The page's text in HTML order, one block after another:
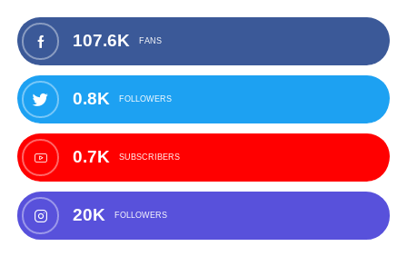
107.6K FANS
0.8K FOLLOWERS
0.7K SUBSCRIBERS
20K FOLLOWERS